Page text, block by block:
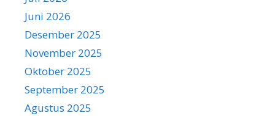
Juni 2026
Desember 2025
November 2025
Oktober 2025
September 2025
Agustus 2025